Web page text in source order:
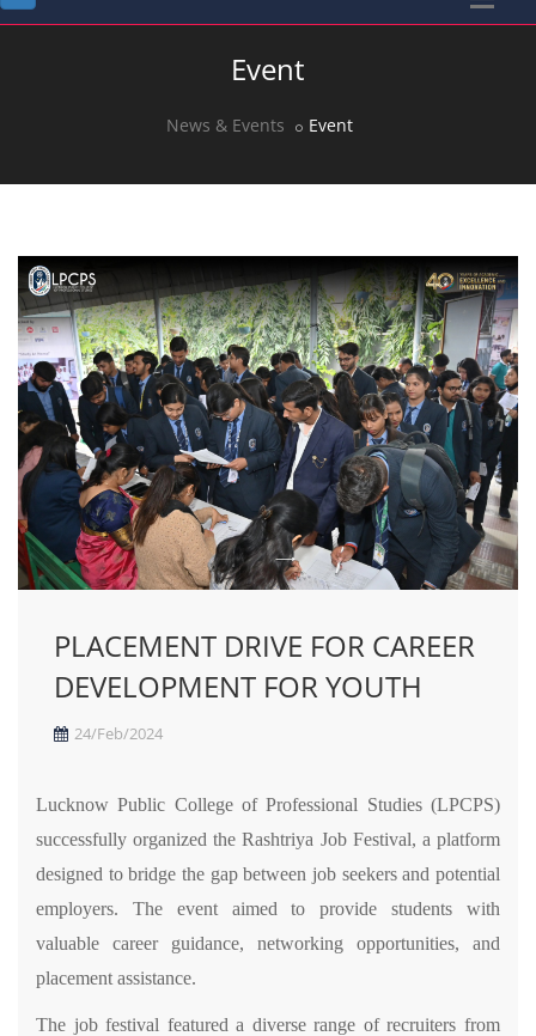
Event
News & Events Event
PLACEMENT DRIVE FOR CAREER
DEVELOPMENT FOR YOUTH
24/Feb/2024
Lucknow Public College of Professional Studies (LPCPS)
successfully organized the Rashtriya Job Festival, a platform
designed to bridge the gap between job seekers and potential
employers. The event aimed to provide students with
valuable career guidance, networking opportunities, and
placement assistance.
The job festival featured a diverse range of recruiters from